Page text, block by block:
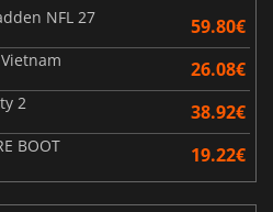
NFL 27
59.80€
26.08€
2 38.92€
BOOT 19.22€